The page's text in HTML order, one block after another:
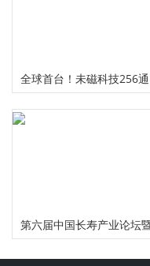
全球首台！未磁科技256通
道无液氦脑磁图仪及芯片
第六届中国长寿产业论坛